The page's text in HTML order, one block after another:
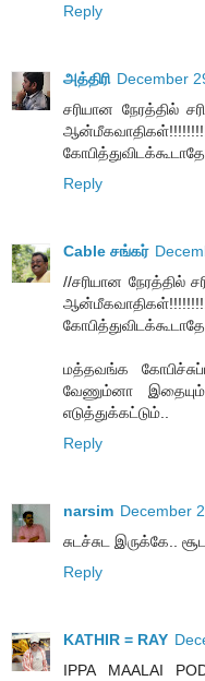
Reply
அத்திரி December
சரியான நேரத்தில்
Reply
Cable சங்கர்
//சரியான நேரத்தில்
மத்தவங்க
வேணும்னா
எடுத்துக்கட்டும்..
Reply
narsim December
சுடச்சுட இருக்கே..
Reply
KATHIR = RAY
IPPA MAALAI